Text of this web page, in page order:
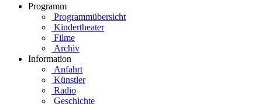
Programm
Programmübersicht
Kindertheater
Filme
Archiv
Information
Anfahrt
Künstler
Radio
Geschichte